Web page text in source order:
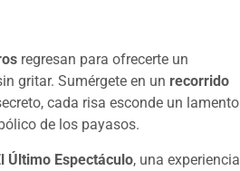
regresan para ofrecerte un
gritar. Sumérgete en un recorrido
cada risa esconde un lamento
de los payasos.
Último Espectáculo, una experiencia